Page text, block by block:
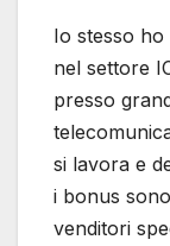
Io stesso
nel settore
presso
si lavora e
i bonus
venditori